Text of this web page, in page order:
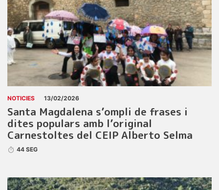
NOTICIES 13/02/2026
Santa Magdalena s’ompli de frases i
dites populars amb l’original
Carnestoltes del CEIP Alberto Selma
44 SEG